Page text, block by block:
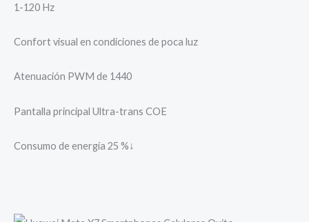
1-120 Hz
Confort visual en condiciones de poca luz
Atenuación PWM de 1440
Pantalla principal Ultra-trans COE
Consumo de energía 25 %↓